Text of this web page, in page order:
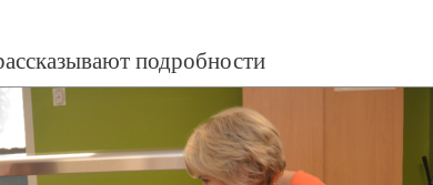
подробности